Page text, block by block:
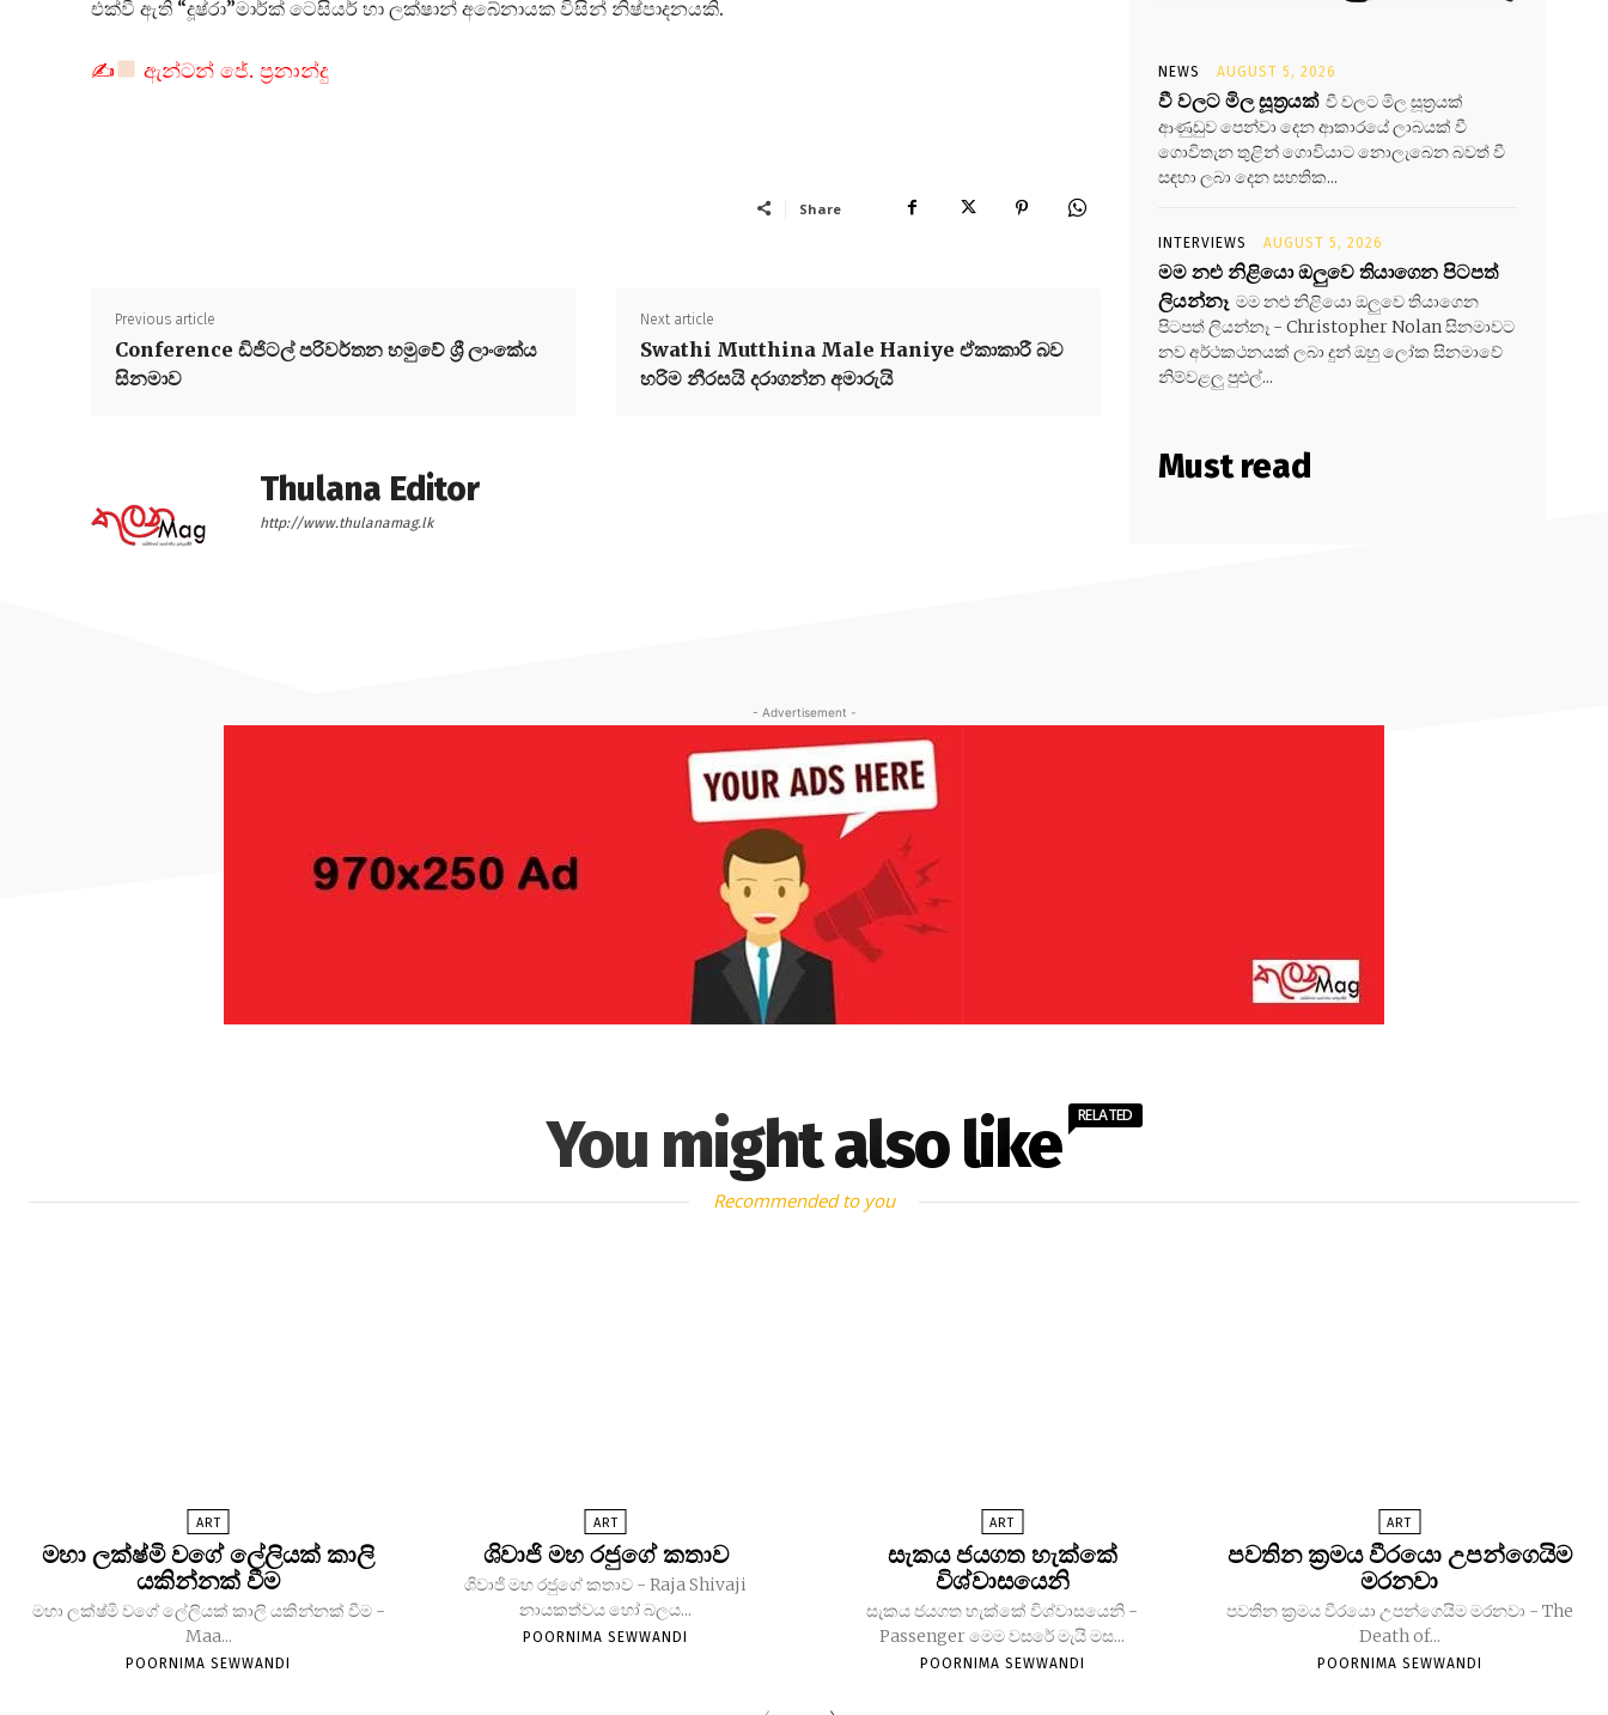
එක්වී ඇති “දූෂ්රා”මාර්ක් ටෙසියර් හා ලක්ෂාන් අබේනායක විසින් නිෂ්පාදනයකි.
✍ ඇන්ටන් ජේ. ප්‍රනාන්දු
Share
Previous article
Conference ඩිජිටල් පරිවර්තන හමුවේ ශ්‍රී ලාංකේය
සිනමාව
Next article
Swathi Mutthina Male Haniye ඒකාකාරී බව
හරිම නීරසයි දරාගන්න අමාරුයි
Thulana Editor
http://www.thulanamag.lk
NEWS AUGUST 5, 2026
වී වලට මිල සූත්‍රයක් වී වලට මිල සූත්‍රයක්
ආණුඩුව පෙන්වා දෙන ආකාරයේ ලාබයක් වී
ගොවිතැන තුළින් ගොවියාට නොලැබෙන බවත් වී
සඳහා ලබා දෙන සහතික...
INTERVIEWS AUGUST 5, 2026
මම නළු නිළියො ඔලුවෙ තියාගෙන පිටපත්
ලියන්නෑ මම නළු නිළියො ඔලුවෙ තියාගෙන
පිටපත් ලියන්නෑ - Christopher Nolan සිනමාවට
නව අර්ථකථනයක් ලබා දුන් ඔහු ලෝක සිනමාවේ
නිම්වළලු පුළුල්...
Must read
- Advertisement -
You might also like RELATED
Recommended to you
ART
මහා ලක්ෂ්මි වගේ ලේලියක් කාලි
යකින්නක් වීම
මහා ලක්ෂ්මි වගේ ලේලියක් කාලි යකින්නක් වීම -
Maa...
POORNIMA SEWWANDI
ART
ශිවාජි මහ රජුගේ කතාව
ශිවාජි මහ රජුගේ කතාව - Raja Shivaji
නායකත්වය හෝ බලය...
POORNIMA SEWWANDI
ART
සැකය ජයගත හැක්කේ
විශ්වාසයෙනි
සැකය ජයගත හැක්කේ විශ්වාසයෙනි -
Passenger මෙම වසරේ මැයි මස...
POORNIMA SEWWANDI
ART
පවතින ක්‍රමය වීරයො උපන්ගෙයිම
මරනවා
පවතින ක්‍රමය වීරයො උපන්ගෙයිම මරනවා - The
Death of...
POORNIMA SEWWANDI